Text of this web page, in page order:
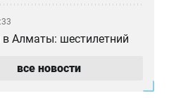
Алматы: шестилетний
и потерялся
все новости